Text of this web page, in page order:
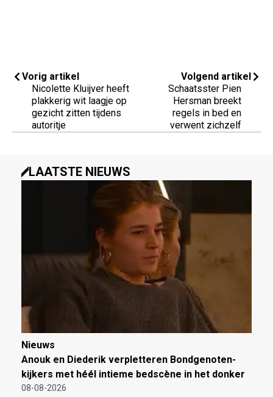
Vorig artikel
Nicolette Kluijver heeft
plakkerig wit laagje op
gezicht zitten tijdens
autoritje
Volgend artikel
Schaatsster Pien
Hersman breekt
regels in bed en
verwent zichzelf
LAATSTE NIEUWS
Nieuws
Anouk en Diederik verpletteren Bondgenoten-
kijkers met héél intieme bedscène in het donker
08-08-2026